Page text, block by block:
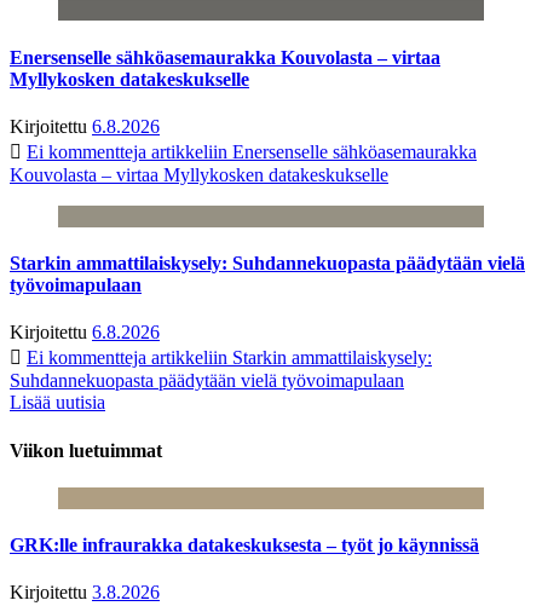
Enersenselle sähköasemaurakka Kouvolasta – virtaa
Myllykosken datakeskukselle
Kirjoitettu 6.8.2026
Ei kommentteja artikkeliin Enersenselle sähköasemaurakka
Kouvolasta – virtaa Myllykosken datakeskukselle
Starkin ammattilaiskysely: Suhdannekuopasta päädytään vielä
työvoimapulaan
Kirjoitettu 6.8.2026
Ei kommentteja artikkeliin Starkin ammattilaiskysely:
Suhdannekuopasta päädytään vielä työvoimapulaan
Lisää uutisia
Viikon luetuimmat
GRK:lle infraurakka datakeskuksesta – työt jo käynnissä
Kirjoitettu 3.8.2026